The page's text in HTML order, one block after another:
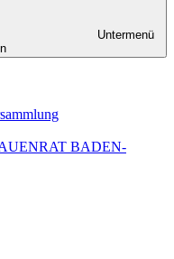
Untermenü
BADEN-